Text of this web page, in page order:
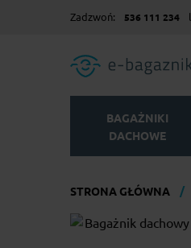
Zadzwoń: 536 111 234
BAGAŻNIKI
DACHOWE
STRONA GŁÓWNA